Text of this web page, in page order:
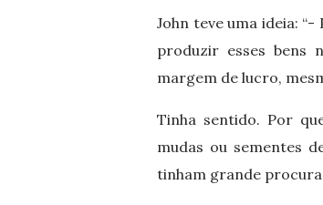
John teve uma ideia:
produzir esses bens
margem de lucro,
Tinha sentido. Por
mudas ou sementes
tinham grande